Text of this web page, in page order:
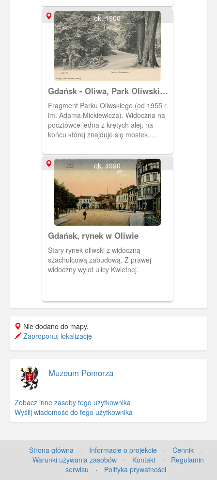
ok. 1900
Gdańsk - Oliwa, Park Oliwski
im. Adama Mickiewicza
Fragment Parku Oliwskiego (od 1955 r.
im. Adama Mickiewicza). Widoczna na
pocztówce jedna z krętych alej, na
końcu której znajduje się mostek,
ok. 1920
Gdańsk, rynek w Oliwie
Stary rynek oliwski z widoczną
szachulcową zabudową. Z prawej
widoczny wylot ulicy Kwietnej.
Nie dodano do mapy.
Zaproponuj lokalizację
Muzeum Pomorza
Zobacz inne zasoby tego użytkownika
Wyślij wiadomość do tego użytkownika
Strona główna · Informacje o projekcie · Cennik
·
Warunki używania zasobów
· Kontakt ·
Regulamin
serwisu
· Polityka prywatności